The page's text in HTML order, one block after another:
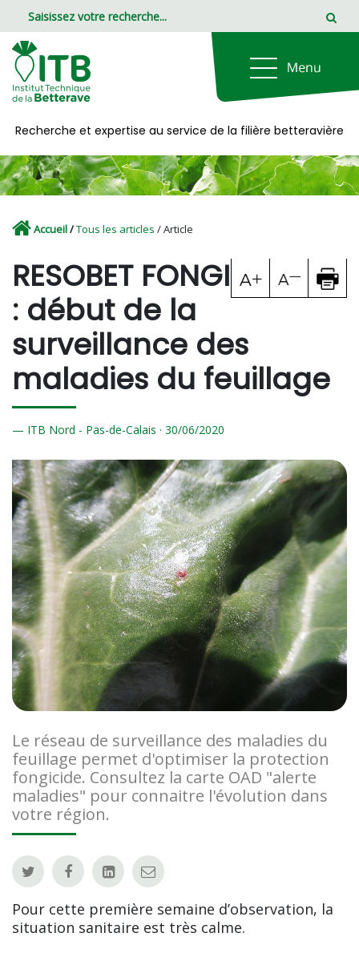
Recherche et expertise au service de la filière betteravière
Accueil/Tous les articles / Article
RESOBET FONGI
: début de la
surveillance des
maladies du feuillage
ITB Nord - Pas-de-Calais · 30/06/2020
Le réseau de surveillance des maladies du
feuillage permet d'optimiser la protection
fongicide. Consultez la carte OAD "alerte
maladies" pour connaitre l'évolution dans
votre région.
Pour cette première semaine d’observation, la
situation sanitaire est très calme.
Panneau de gestion des cookies